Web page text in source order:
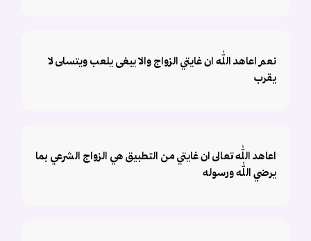
نعم اعاهد الله ان غايتي الزواج والا يبغى يلعب ويتسلى لا
يقرب
اعاهد الله تعالى ان غايتي من التطبيق هي الزواج الشرعي بما
يرضي الله ورسوله